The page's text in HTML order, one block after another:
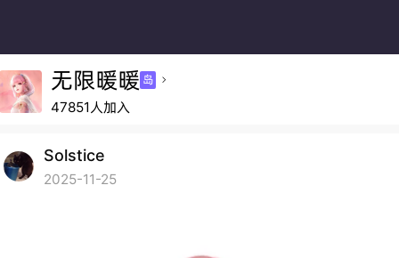
无限暖暖 岛 
47851人加入
Solstice
2025-11-25